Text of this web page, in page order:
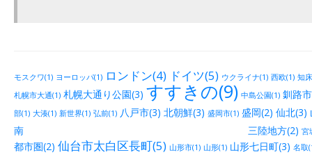
モスクワ(1) ヨーロッパ(1) ロンドン(4) ドイツ(5) ウクライナ(1) 西欧(1) 知
札幌市大通(1) 札幌大通り公園(3) すすきの(9) 中島公園(1) 釧路
部(1) 大湊(1) 新世界(1) 弘前(1) 八戸市(3) 北朝鮮(3) 盛岡市(1) 盛岡(2) 仙北(3)
南 三陸地方(2) 宮
都市圏(2) 仙台市太白区長町(5) 山形市(1) 山形(1) 山形七日町(3) 名取